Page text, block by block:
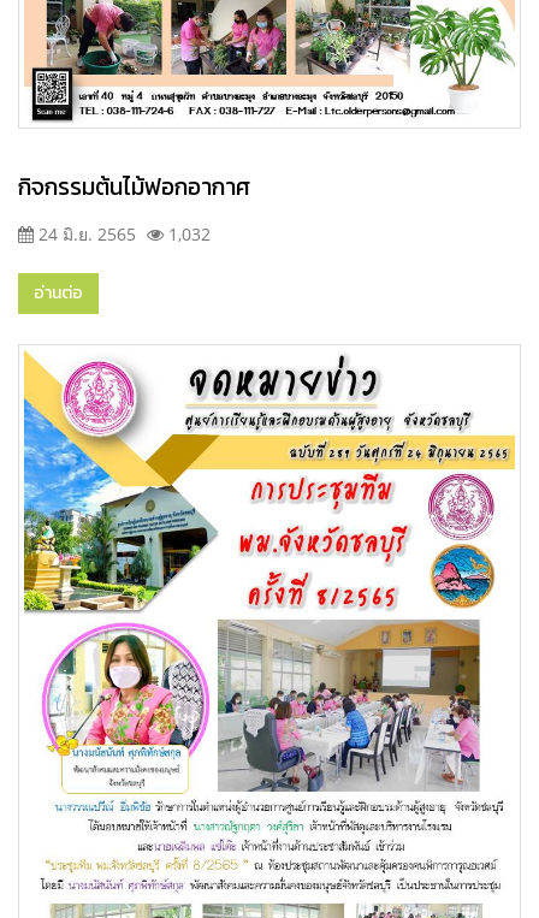
กิจกรรมต้นไม้ฟอกอากาศ
24 มิ.ย. 2565 1,032
อ่านต่อ